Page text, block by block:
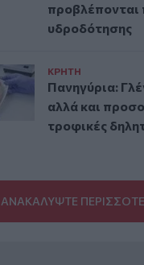
προβλέπονται
υδροδότησης
ΚΡΗΤΗ
Πανηγύρια:
αλλά και
τροφικές
ΑΝΑΚΑΛΥΨΤΕ